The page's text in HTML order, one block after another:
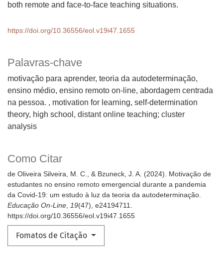
Palavras-chave
motivação para aprender, teoria da autodeterminação,
ensino médio, ensino remoto on-line, abordagem centrada
na pessoa.
motivation for learning, self-determination
theory, high school, distant online teaching; cluster
analysis
Como Citar
de Oliveira Silveira, M. C., & Bzuneck, J. A. (2024). Motivação de
estudantes no ensino remoto emergencial durante a pandemia
da Covid-19: um estudo à luz da teoria da autodeterminação.
Educação On-Line, 19(47), e24194711.
https://doi.org/10.36556/eol.v19i47.1655
Fomatos de Citação
both remote and face-to-face teaching situations.
https://doi.org/10.36556/eol.v19i47.1655